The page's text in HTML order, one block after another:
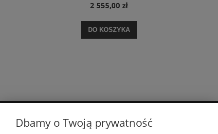
2 555,00 zł
DO KOSZYKA
MOJE KONTO
Dbamy o Twoją prywatność